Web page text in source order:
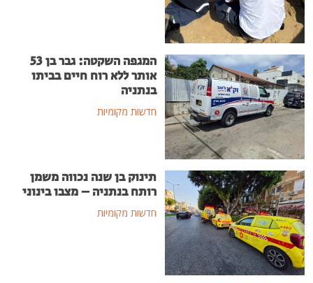
המגפה השקטה: גבר בן 53
אותר ללא רוח חיים בביתו
בנתניה
חדשות מקומיות
תינוק בן שנה נכווה משמן
רותח בנתניה – מצבו בינוני
חדשות מקומיות